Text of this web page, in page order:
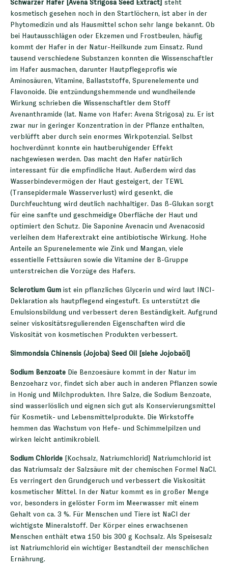
Schwarzer Hafer [Avena Strigosa Seed Extract]
steht
kosmetisch gesehen noch in den Startlöchern, ist aber in der
Phytomedizin und als Hausmittel schon sehr lange bekannt. Ob
bei Hautausschlägen oder Ekzemen und Frostbeulen, häufig
kommt der Hafer in der Natur-Heilkunde zum Einsatz. Rund
tausend verschiedene Substanzen konnten die Wissenschaftler
im Hafer ausmachen, darunter Hautpflegeprofis wie
Aminosäuren, Vitamine, Ballaststoffe, Spurenelemente und
Flavonoide. Die entzündungshemmende und wundheilende
Wirkung schrieben die Wissenschaftler dem Stoff
Avenanthramide (lat. Name von Hafer: Avena Strigosa) zu. Er ist
zwar nur in geringer Konzentration in der Pflanze enthalten,
verblüfft aber durch sein enormes Wirkpotenzial. Selbst
hochverdünnt konnte ein hautberuhigender Effekt
nachgewiesen werden. Das macht den Hafer natürlich
interessant für die empfindliche Haut. Außerdem wird das
Wasserbindevermögen der Haut gesteigert, der TEWL
(Transepidermale Wasserverlust) wird gesenkt, die
Durchfeuchtung wird deutlich nachhaltiger. Das ß-Glukan sorgt
für eine sanfte und geschmeidige Oberfläche der Haut und
optimiert den Schutz. Die Saponine Avenacin und Avenacosid
verleihen dem Haferextrakt eine antibiotische Wirkung. Hohe
Anteile an Spurenelemente wie Zink und Mangan, viele
essentielle Fettsäuren sowie die Vitamine der B-Gruppe
unterstreichen die Vorzüge des Hafers.
Sclerotium Gum ist ein pflanzliches Glycerin und wird laut INCI-
Deklaration als hautpflegend eingestuft. Es unterstützt die
Emulsionsbildung und verbessert deren Beständigkeit. Aufgrund
seiner viskositätsregulierenden Eigenschaften wird die
Viskosität von kosmetischen Produkten verbessert.
Simmondsia Chinensis (Jojoba) Seed Oil [siehe Jojobaöl]
Sodium Benzoate Die Benzoesäure kommt in der Natur im
Benzoeharz vor, findet sich aber auch in anderen Pflanzen sowie
in Honig und Milchprodukten. Ihre Salze, die Sodium Benzoate,
sind wasserlöslich und eignen sich gut als Konservierungsmittel
für Kosmetik- und Lebensmittelprodukte. Die Wirkstoffe
hemmen das Wachstum von Hefe- und Schimmelpilzen und
wirken leicht antimikrobiell.
Sodium Chloride [Kochsalz, Natriumchlorid] Natriumchlorid ist
das Natriumsalz der Salzsäure mit der chemischen Formel NaCl.
Es verringert den Grundgeruch und verbessert die Viskosität
kosmetischer Mittel. In der Natur kommt es in großer Menge
vor, besonders in gelöster Form im Meerwasser mit einem
Gehalt von ca. 3 %. Für Menschen und Tiere ist NaCl der
wichtigste Mineralstoff. Der Körper eines erwachsenen
Menschen enthält etwa 150 bis 300 g Kochsalz. Als Speisesalz
ist Natriumchlorid ein wichtiger Bestandteil der menschlichen
Ernährung.